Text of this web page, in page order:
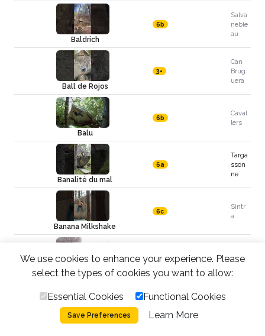
Baldrich
6b
Salva
neble
au
Ball de Rojos
3+
Can
Brug
uera
Balu
6b
Caval
lers
Banalité du mal
6a
Targa
sson
ne
Banana Milkshake
6c
Sintr
a
Bang bang
6b
sonn
Barearenosina
We use cookies to enhance your experience. Please
select the types of cookies you want to allow:
Essential Cookies Functional Cookies
Save Preferences Learn More